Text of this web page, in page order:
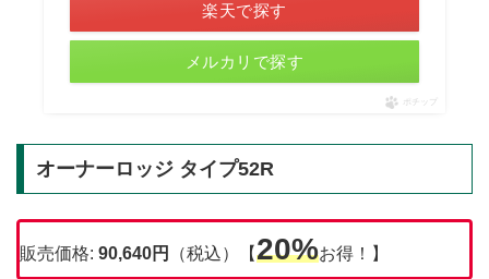
楽天で探す
メルカリで探す
ポチップ
オーナーロッジ タイプ52R
販売価格: 90,640円 （税込）【20%お得！】